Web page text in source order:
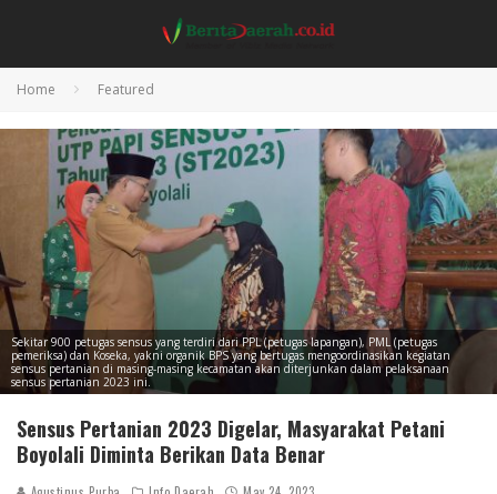
Home Featured
Sekitar 900 petugas sensus yang terdiri dari PPL (petugas lapangan), PML (petugas
pemeriksa) dan Koseka, yakni organik BPS yang bertugas mengoordinasikan kegiatan
sensus pertanian di masing-masing kecamatan akan diterjunkan dalam pelaksanaan
sensus pertanian 2023 ini.
Sensus Pertanian 2023 Digelar, Masyarakat Petani
Boyolali Diminta Berikan Data Benar